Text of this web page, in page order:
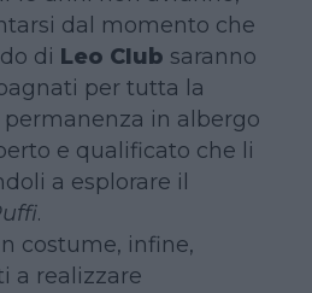
dal momento che
di Leo Club saranno
per tutta la
in albergo
e qualificato che li
a esplorare il
.
costume, infine,
a realizzare